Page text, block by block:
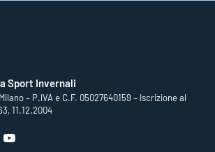
Sport Invernali
– P.IVA e C.F. 05027640159 – Iscrizione al
11.12.2004